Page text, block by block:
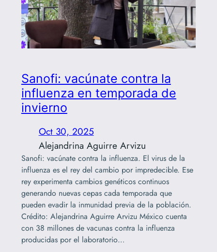
Sanofi: vacúnate contra la
influenza en temporada de
invierno
Oct 30, 2025
Alejandrina Aguirre Arvizu
Sanofi: vacúnate contra la influenza. El virus de la
influenza es el rey del cambio por impredecible. Ese
rey experimenta cambios genéticos continuos
generando nuevas cepas cada temporada que
pueden evadir la inmunidad previa de la población.
Crédito: Alejandrina Aguirre Arvizu México cuenta
con 38 millones de vacunas contra la influenza
producidas por el laboratorio…